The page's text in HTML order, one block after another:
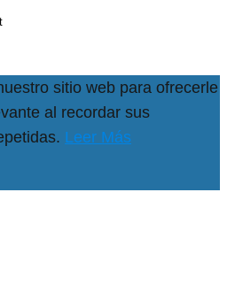
sitio web para ofrecerle
al recordar sus
Leer Más